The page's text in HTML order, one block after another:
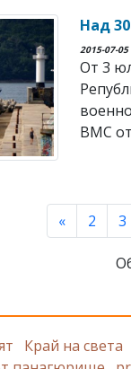
Над
2015-07-05
От 3
ВМС
« 2 3
Край на света